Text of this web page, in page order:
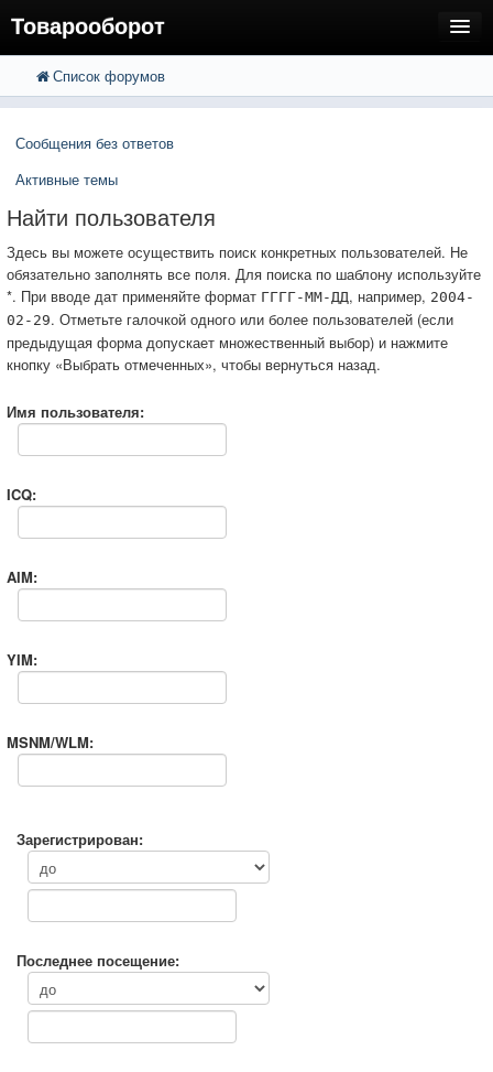
Товарооборот
FAQ
Вход
Расширенный поиск
Список форумов
Сообщения без ответов
Активные темы
Найти пользователя
Здесь вы можете осуществить поиск конкретных пользователей. Не
обязательно заполнять все поля. Для поиска по шаблону используйте
*. При вводе дат применяйте формат ГГГГ-ММ-ДД, например, 2004-
02-29. Отметьте галочкой одного или более пользователей (если
предыдущая форма допускает множественный выбор) и нажмите
кнопку «Выбрать отмеченных», чтобы вернуться назад.
Имя пользователя:
ICQ:
AIM:
YIM:
MSNM/WLM:
Зарегистрирован:
Последнее посещение: